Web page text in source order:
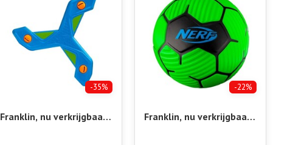
-35%
Franklin, nu verkrijgbaar
-22%
Franklin, nu verkrijgbaar